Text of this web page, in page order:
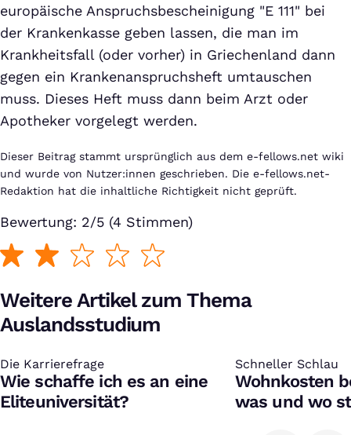
europäische Anspruchsbescheinigung "E 111" bei
der Krankenkasse geben lassen, die man im
Krankheitsfall (oder vorher) in Griechenland dann
gegen ein Krankenanspruchsheft umtauschen
muss. Dieses Heft muss dann beim Arzt oder
Apotheker vorgelegt werden.
Dieser Beitrag stammt ursprünglich aus dem e-fellows.net wiki
und wurde von Nutzer:innen geschrieben. Die e-fellows.net-
Redaktion hat die inhaltliche Richtigkeit nicht geprüft.
Bewertung: 2/5 (4 Stimmen)
Weitere Artikel zum Thema
Auslandsstudium
Die Karrierefrage
:
Wie schaffe ich es an eine
Eliteuniversität?
Schneller Schlau
:
Wohnkosten
was und wo